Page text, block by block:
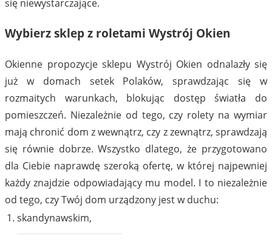
się niewystarczające.
Wybierz sklep z roletami Wystrój Okien
Okienne propozycje sklepu Wystrój Okien odnalazły się
już w domach setek Polaków, sprawdzając się w
rozmaitych warunkach, blokując dostęp światła do
pomieszczeń. Niezależnie od tego, czy rolety na wymiar
mają chronić dom z wewnątrz, czy z zewnątrz, sprawdzają
się równie dobrze. Wszystko dlatego, że przygotowano
dla Ciebie naprawdę szeroką ofertę, w której najpewniej
każdy znajdzie odpowiadający mu model. I to niezależnie
od tego, czy Twój dom urządzony jest w duchu:
skandynawskim,